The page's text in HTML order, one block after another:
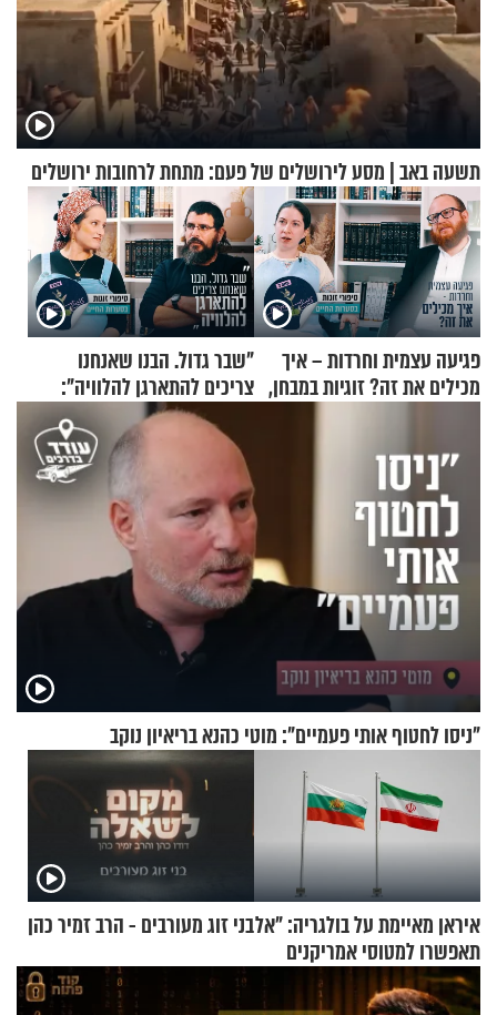
תשעה באב | מסע לירושלים של פעם: מתחת לרחובות ירושלים
פגיעה עצמית וחרדות – איך
מכילים את זה? זוגיות במבחן,
"שבר גדול. הבנו שאנחנו
צריכים להתארגן להלוויה":
זוגיות במבחן, הפעם עם מרים
וגד דנינו
"ניסו לחטוף אותי פעמיים": מוטי כהנא בריאיון נוקב
איראן מאיימת על בולגריה: "אל
תאפשרו למטוסי אמריקנים
להמריא מהשטח שלכם"
בני זוג מעורבים - הרב זמיר כהן